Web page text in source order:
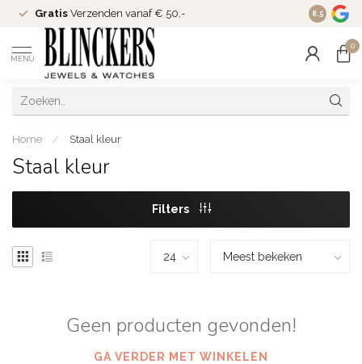
Gratis Verzenden vanaf € 50,- Since
8.5
MENU
0
Home / Staal kleur
Staal kleur
Filters
Geen producten gevonden!
GA VERDER MET WINKELEN